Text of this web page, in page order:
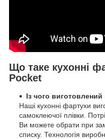
Що таке кухонні
Pocket
Із чого
Наші кухонні фартухи
самоклеючої плівки.
Ви можете обрати при
списку. Технологія